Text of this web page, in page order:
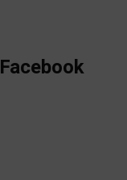
Facebook